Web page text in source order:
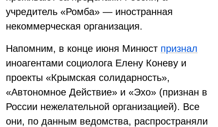
учредитель «Ромба» — иностранная
некоммерческая организация.
Напомним, в конце июня Минюст признал
иноагентами социолога Елену Коневу и
проекты «Крымская солидарность»,
«Автономное Действие» и «Эхо» (признан в
России нежелательной организацией). Все
они, по данным ведомства, распространяли